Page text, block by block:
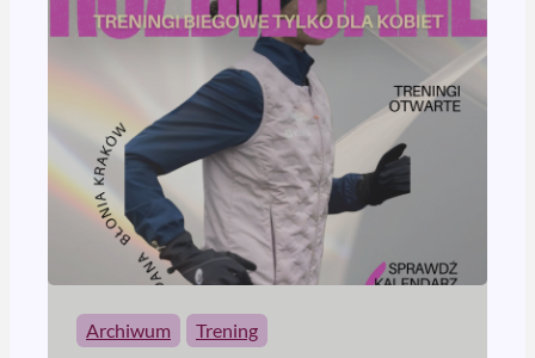
Archiwum Trening